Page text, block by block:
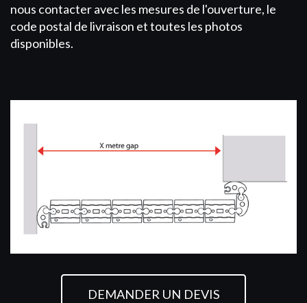
nous contacter avec les mesures de l'ouverture, le
code postal de livraison et toutes les photos
disponibles.
DEMANDER UN DEVIS